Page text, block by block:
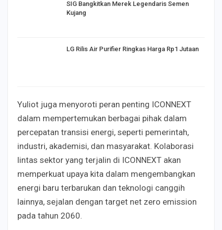
SIG Bangkitkan Merek Legendaris Semen
Kujang
LG Rilis Air Purifier Ringkas Harga Rp1 Jutaan
Yuliot juga menyoroti peran penting ICONNEXT
dalam mempertemukan berbagai pihak dalam
percepatan transisi energi, seperti pemerintah,
industri, akademisi, dan masyarakat. Kolaborasi
lintas sektor yang terjalin di ICONNEXT akan
memperkuat upaya kita dalam mengembangkan
energi baru terbarukan dan teknologi canggih
lainnya, sejalan dengan target net zero emission
pada tahun 2060.